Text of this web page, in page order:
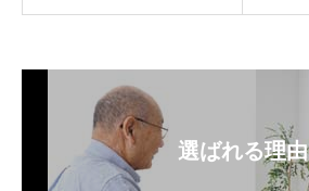
選ばれる理由